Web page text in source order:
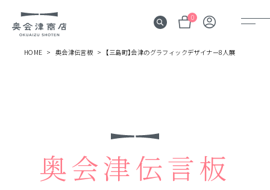
0
見所
よむ
HOME 奥会津伝言板 【三島町】会津のグラフィックデザイナー8人展
奥会津伝言板